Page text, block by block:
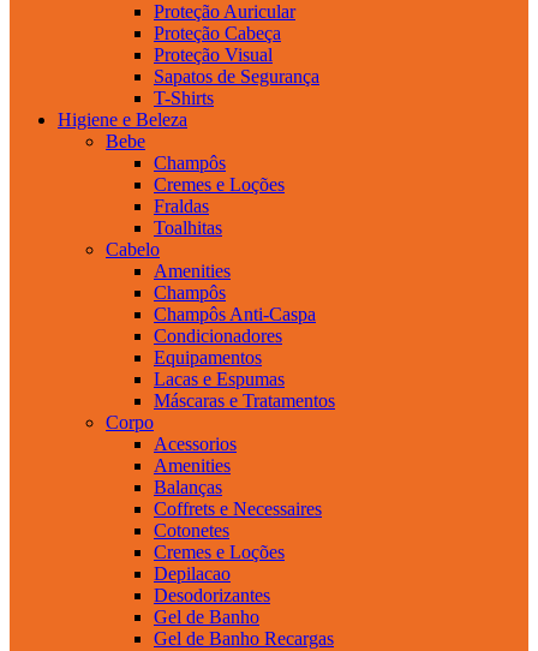
Proteção Auricular
Proteção Cabeça
Proteção Visual
Sapatos de Segurança
T-Shirts
Higiene e Beleza
Bebe
Champôs
Cremes e Loções
Fraldas
Toalhitas
Cabelo
Amenities
Champôs
Champôs Anti-Caspa
Condicionadores
Equipamentos
Lacas e Espumas
Máscaras e Tratamentos
Corpo
Acessorios
Amenities
Balanças
Coffrets e Necessaires
Cotonetes
Cremes e Loções
Depilacao
Desodorizantes
Gel de Banho
Gel de Banho Recargas